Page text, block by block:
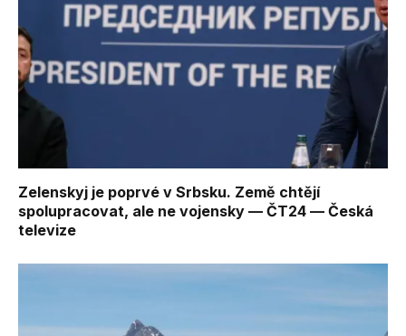
Zelenskyj je poprvé v Srbsku. Země chtějí
spolupracovat, ale ne vojensky — ČT24 — Česká
televize